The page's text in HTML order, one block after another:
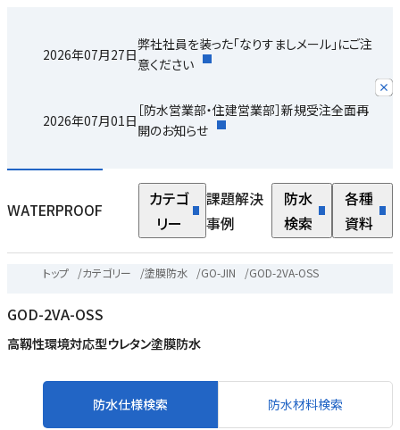
2026年07月27日
弊社社員を装った「なりすましメール」にご注
意ください
2026年07月01日
［防水営業部・住建営業部］新規受注全面再
開のお知らせ
WATERPROOF
カテゴ
リー
課題解決
事例
防水
検索
各種
資料
トップ /カテゴリー /塗膜防水 /GO-JIN /GOD-2VA-OSS
GOD-2VA-OSS
高靱性環境対応型ウレタン塗膜防水
防水仕様検索 防水材料検索